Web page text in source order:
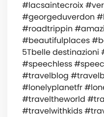
#lacsaintecroix
#georgeduverdon
#roadtrippin
#beautifulplaces
5Tbelle
#speechless
#travelblog
#lonelyplanetfr
#traveltheworld
#travelwithkids